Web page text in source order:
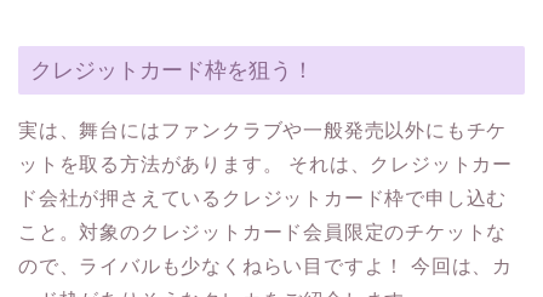
クレジットカード枠を狙う！
実は、舞台にはファンクラブや一般発売以外にもチケ
ットを取る方法があります。 それは、クレジットカー
ド会社が押さえているクレジットカード枠で申し込む
こと。対象のクレジットカード会員限定のチケットな
ので、ライバルも少なくねらい目ですよ！ 今回は、カ